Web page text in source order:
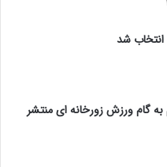
گام ورزش زورخانه ای منتشر